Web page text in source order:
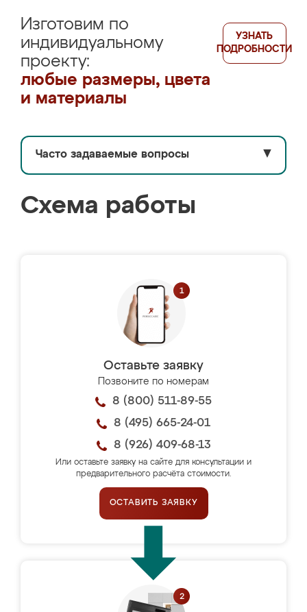
Изготовим по
индивидуальному
проекту:
любые размеры, цвета
и материалы
УЗНАТЬ
ПОДРОБНОСТИ
Часто задаваемые вопросы ▼
Схема работы
Оставьте заявку
Позвоните по номерам
8 (800) 511-89-55
8 (495) 665-24-01
8 (926) 409-68-13
Или оставьте заявку на сайте для консультации и
предварительного расчёта стоимости.
ОСТАВИТЬ ЗАЯВКУ